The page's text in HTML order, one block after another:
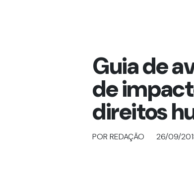
Guia de
de
direitos
POR REDAÇÃO 26/09/